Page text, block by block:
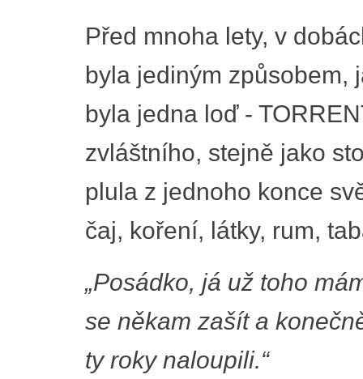
Před mnoha lety, v
byla jediným způsobem,
byla jedna loď -
zvláštního, stejně jako
plula z jednoho konce
čaj, koření, látky, rum,
„Posádko, já už toho
se někam zašít a
ty roky naloupili.“